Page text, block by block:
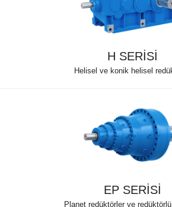
H SERİSİ
Helisel ve konik helisel
EP SERİSİ
Planet redüktörler ve